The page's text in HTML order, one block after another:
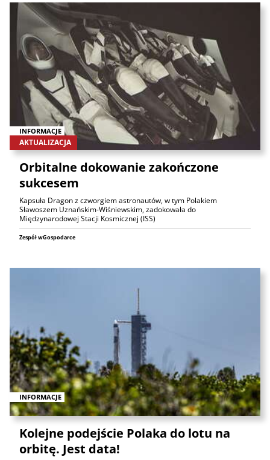
INFORMACJE
AKTUALIZACJA
Orbitalne dokowanie zakończone
sukcesem
Kapsuła Dragon z czworgiem astronautów, w tym Polakiem
Sławoszem Uznańskim-Wiśniewskim, zadokowała do
Międzynarodowej Stacji Kosmicznej (ISS)
Zespół wGospodarce
INFORMACJE
Kolejne podejście Polaka do lotu na
orbitę. Jest data!